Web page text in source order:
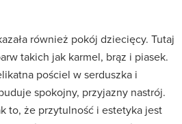
również pokój dziecięcy. Tutaj
takich jak karmel, brąz i piasek.
pościel w serduszka i
spokojny, przyjazny nastrój.
to, że przytulność i estetyka jest